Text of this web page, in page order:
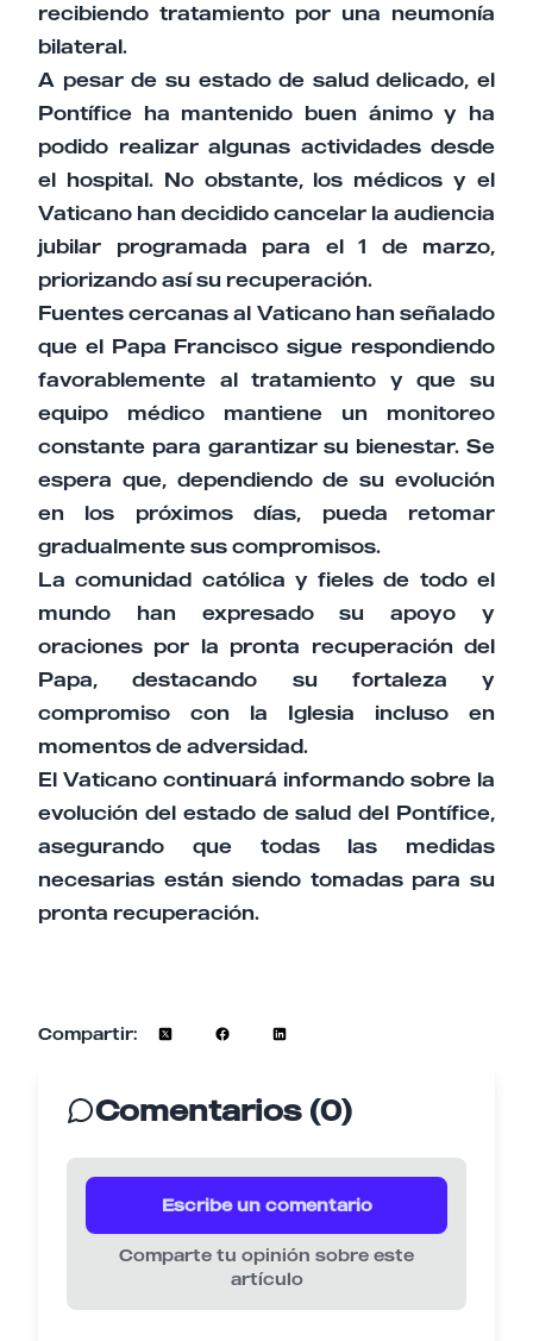
recibiendo tratamiento por una neumonía
bilateral.
A pesar de su estado de salud delicado, el
Pontífice ha mantenido buen ánimo y ha
podido realizar algunas actividades desde
el hospital. No obstante, los médicos y el
Vaticano han decidido cancelar la audiencia
jubilar programada para el 1 de marzo,
priorizando así su recuperación.
Fuentes cercanas al Vaticano han señalado
que el Papa Francisco sigue respondiendo
favorablemente al tratamiento y que su
equipo médico mantiene un monitoreo
constante para garantizar su bienestar. Se
espera que, dependiendo de su evolución
en los próximos días, pueda retomar
gradualmente sus compromisos.
La comunidad católica y fieles de todo el
mundo han expresado su apoyo y
oraciones por la pronta recuperación del
Papa, destacando su fortaleza y
compromiso con la Iglesia incluso en
momentos de adversidad.
El Vaticano continuará informando sobre la
evolución del estado de salud del Pontífice,
asegurando que todas las medidas
necesarias están siendo tomadas para su
pronta recuperación.
Compartir:
Comentarios (0)
Escribe un comentario
Comparte tu opinión sobre este
artículo